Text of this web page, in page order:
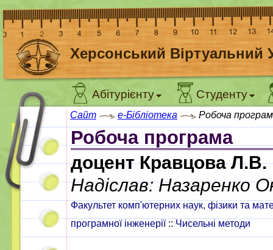
Херсонський Віртуальний
Абітурієнту Студенту
Сайт e-Бібліотека Робоча
Робоча програма
доцент Кравцова Л.В.
Надіслав: Назаренко
Факультет комп'ютерних наук, фізики та
програмної інженерії:: Чисельні методи